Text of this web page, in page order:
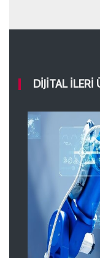
DİJİTAL İLERİ